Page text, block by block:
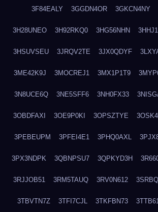
3F84EALY 3GGDN4OR 3GKCN4NY
3H28UNEO 3H92RKQ0 3HG56NHN
3HSUVSEU 3JRQV2TE 3JX0QDYF
3ME42K9J 3MOCREJ1 3MX1P1T9
3N8UCE6Q 3NE5SFF6 3NH0FX33
3OBDFAXI 3OE9P0KI 3OPSZTYE
3PEBEUPM 3PFEI4E1 3PHQ0AXL
3PX3NDPK 3QBNPSU7 3QPKYD3H
3RJJOB51 3RM5TAUQ 3RV0N612
3TBVTN7Z 3TFI7CJL 3TKFBN73